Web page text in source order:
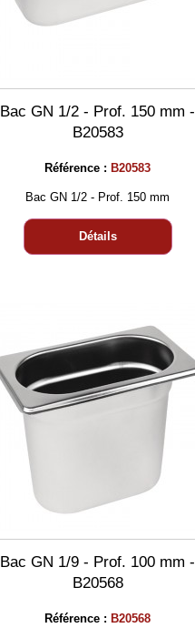
Bac GN 1/2 - Prof. 150 mm -
B20583
Référence : B20583
Bac GN 1/2 - Prof. 150 mm
Détails
Bac GN 1/9 - Prof. 100 mm -
B20568
Référence : B20568